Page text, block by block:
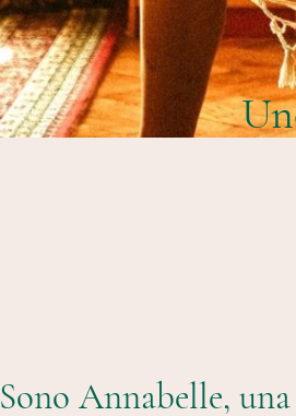
Sono Annabelle,